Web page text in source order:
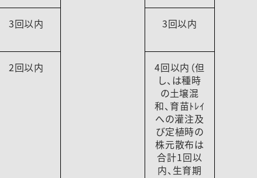
3回以内 3回以内
2回以内
4回以内（但
し、は種時
の土壌混
和、育苗ﾄﾚｲ
への灌注及
び定植時の
株元散布は
合計1回以
内、生育期